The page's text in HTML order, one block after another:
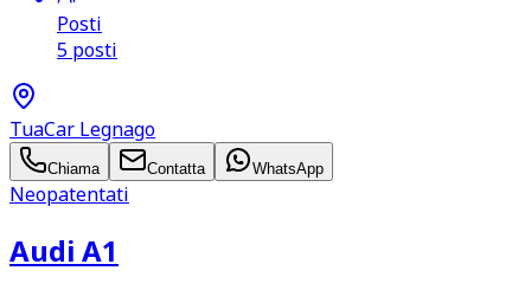
Posti
5 posti
TuaCar Legnago
Chiama Contatta WhatsApp
Neopatentati
Audi A1